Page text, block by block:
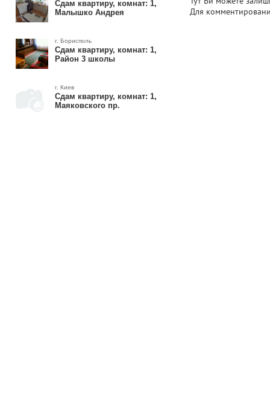
Сдам квартиру, комнат: 1,
Малышко Андрея
г. Борисполь
Сдам квартиру, комнат: 1,
Район 3 школы
г. Киев
Сдам квартиру, комнат: 1,
Маяковского пр.
Для